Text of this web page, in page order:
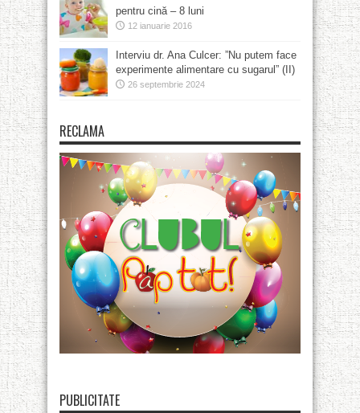
pentru cină – 8 luni
12 ianuarie 2016
Interviu dr. Ana Culcer: ”Nu putem face
experimente alimentare cu sugarul” (II)
26 septembrie 2024
RECLAMA
PUBLICITATE